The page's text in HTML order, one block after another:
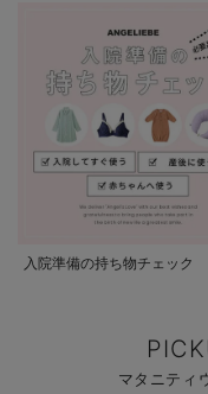
入院準備の持ち物チェック
マタニティ